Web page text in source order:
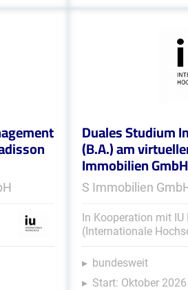
Duales Studium
(B.A.) am
Immobilien GmbH
S Immobilien
In Kooperation mit
(Internationale
bundesweit
Start: Oktober 2026